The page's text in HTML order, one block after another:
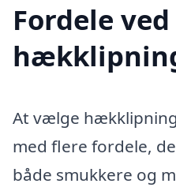
Fordele
At vælge
med flere fordele,
både smukkere og